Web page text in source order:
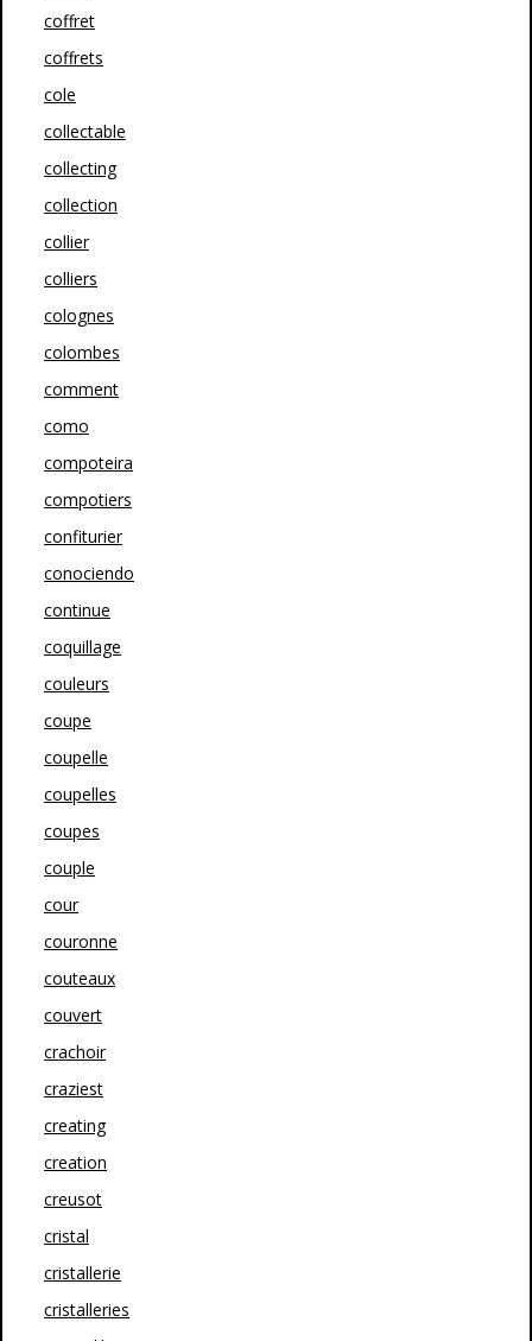
coffret
coffrets
cole
collectable
collecting
collection
collier
colliers
colognes
colombes
comment
como
compoteira
compotiers
confiturier
conociendo
continue
coquillage
couleurs
coupe
coupelle
coupelles
coupes
couple
cour
couronne
couteaux
couvert
crachoir
craziest
creating
creation
creusot
cristal
cristallerie
cristalleries